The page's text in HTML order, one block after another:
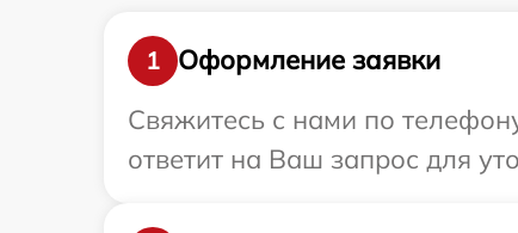
1
Оформление заявки
Свяжитесь с нами по
ответит на Ваш запрос для